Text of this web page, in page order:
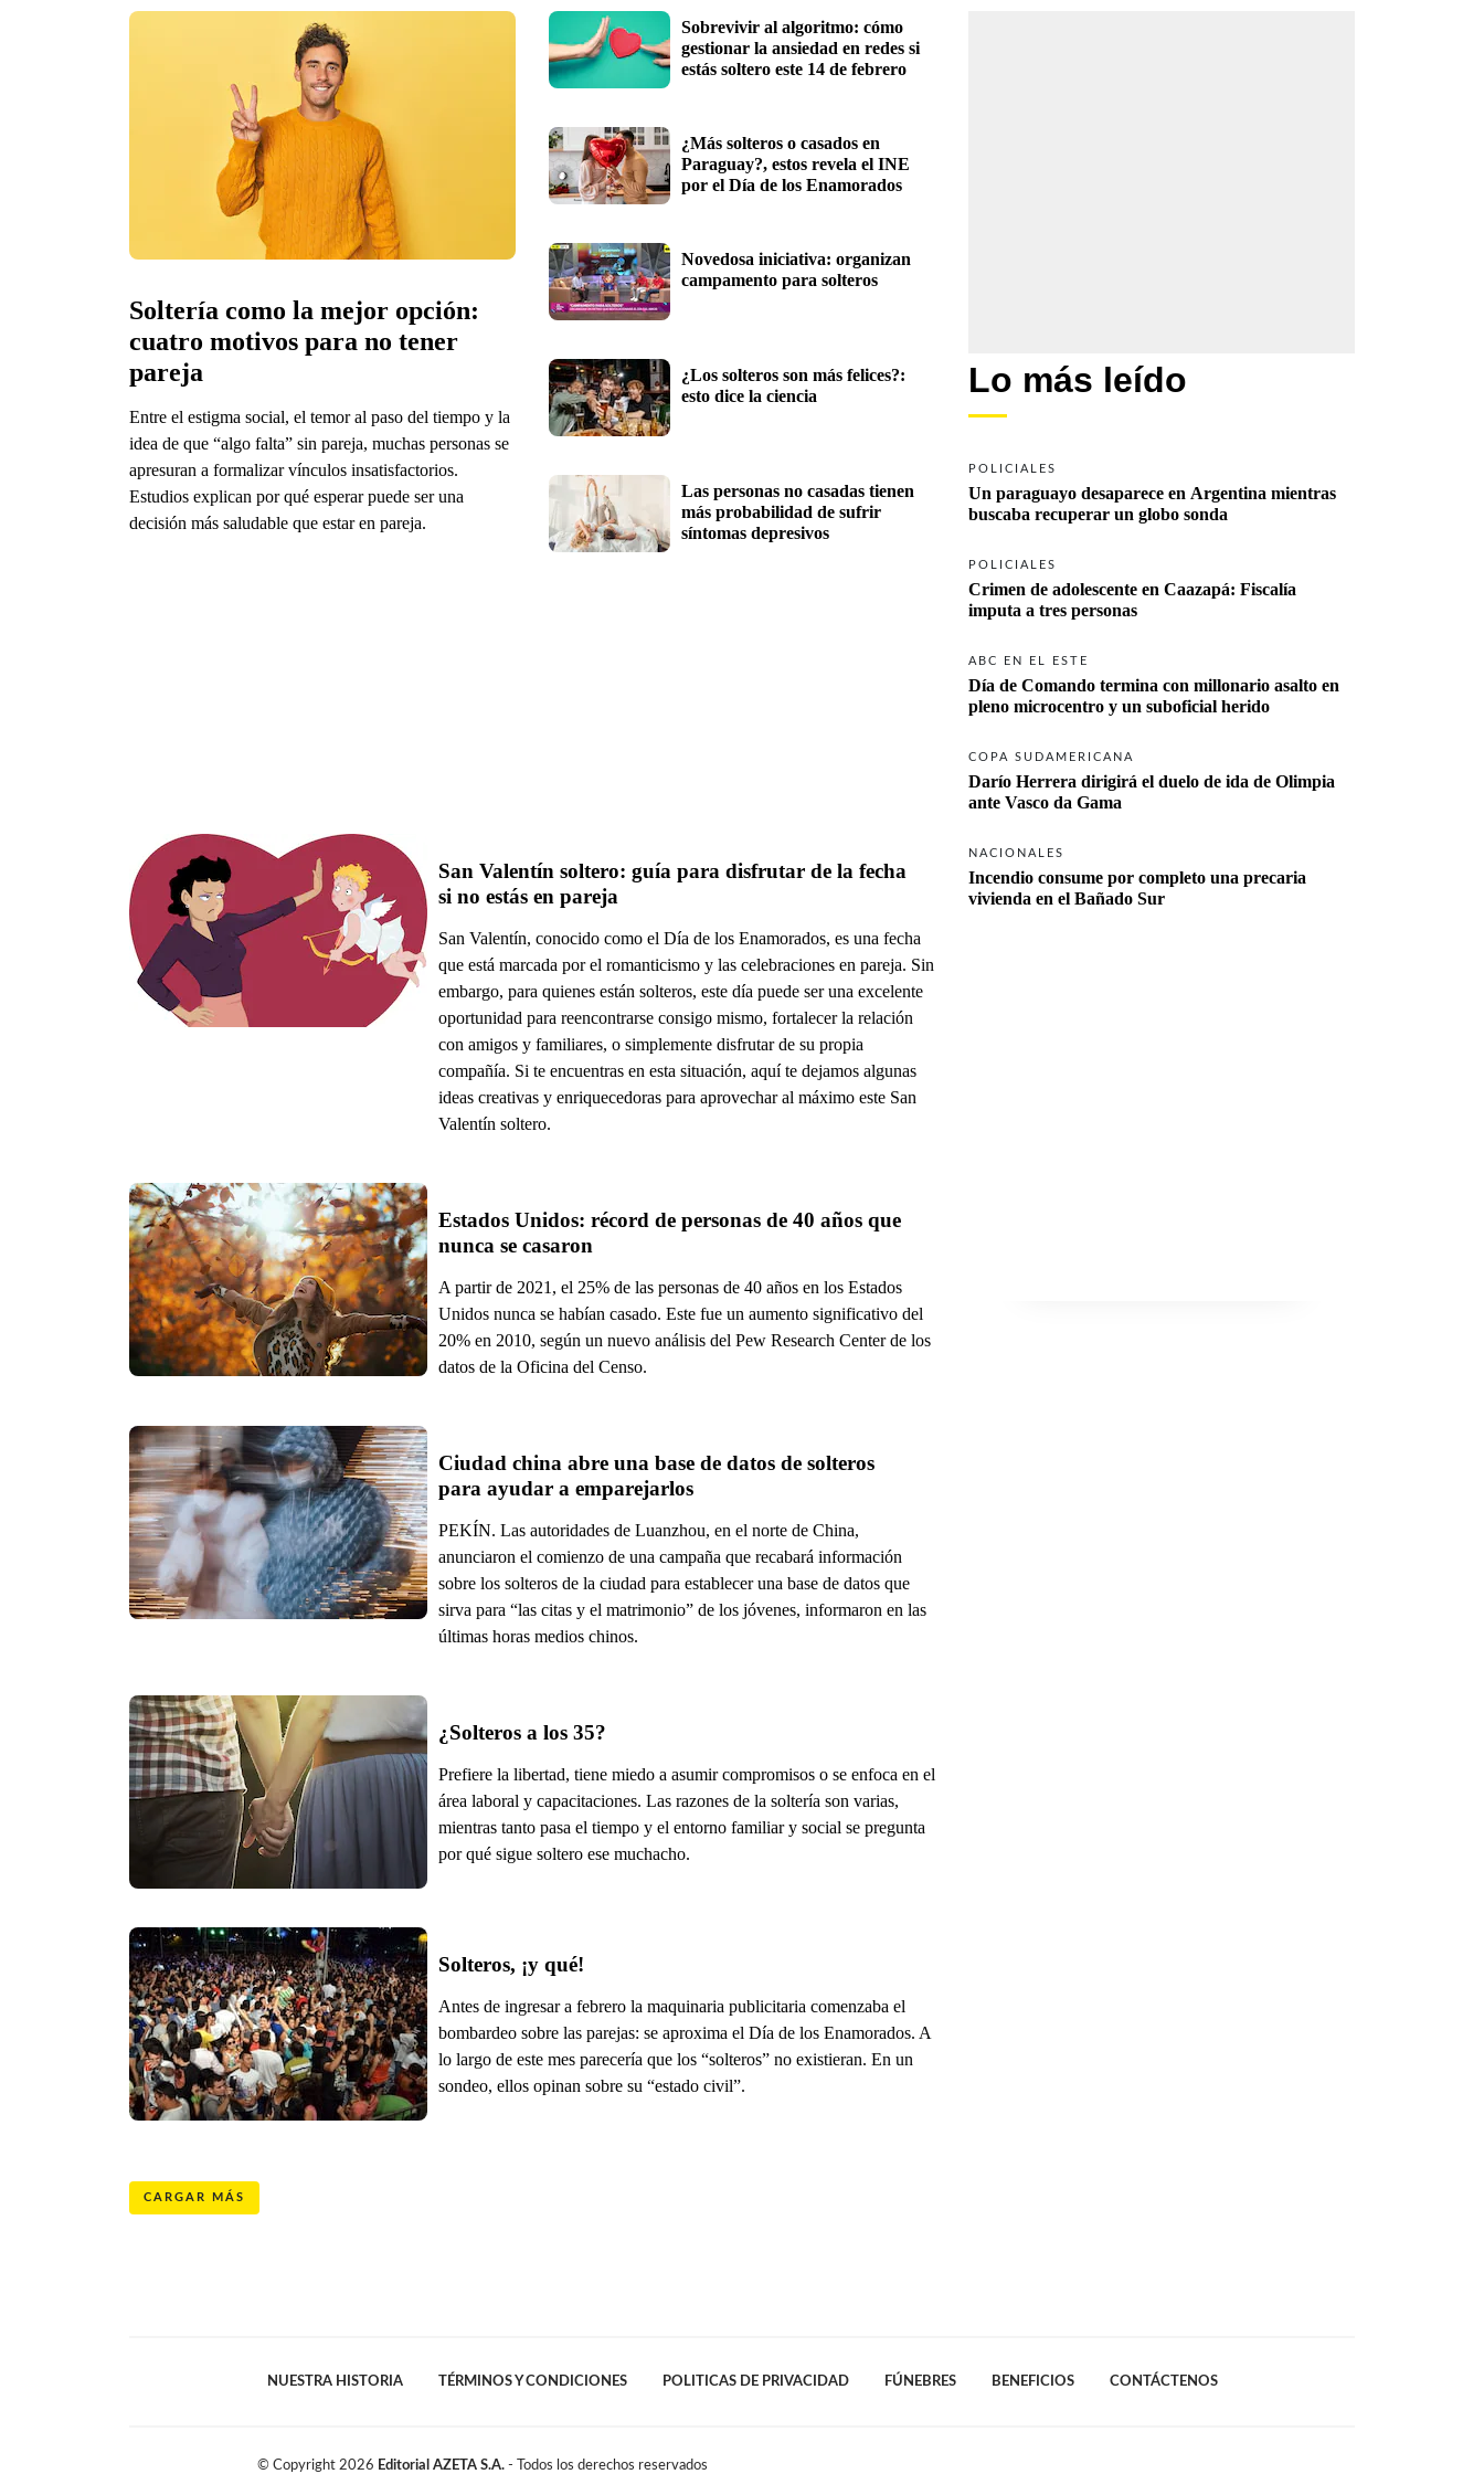
Soltería como la mejor opción:
cuatro motivos para no tener
pareja
Entre el estigma social, el temor al paso del tiempo y la
idea de que “algo falta” sin pareja, muchas personas se
apresuran a formalizar vínculos insatisfactorios.
Estudios explican por qué esperar puede ser una
decisión más saludable que estar en pareja.
Sobrevivir al algoritmo: cómo
gestionar la ansiedad en redes si
estás soltero este 14 de febrero
¿Más solteros o casados en
Paraguay?, estos revela el INE
por el Día de los Enamorados
Novedosa iniciativa: organizan
campamento para solteros
¿Los solteros son más felices?:
esto dice la ciencia
Las personas no casadas tienen
más probabilidad de sufrir
síntomas depresivos
San Valentín soltero: guía para disfrutar de la fecha
si no estás en pareja
San Valentín, conocido como el Día de los Enamorados, es una fecha
que está marcada por el romanticismo y las celebraciones en pareja. Sin
embargo, para quienes están solteros, este día puede ser una excelente
oportunidad para reencontrarse consigo mismo, fortalecer la relación
con amigos y familiares, o simplemente disfrutar de su propia
compañía. Si te encuentras en esta situación, aquí te dejamos algunas
ideas creativas y enriquecedoras para aprovechar al máximo este San
Valentín soltero.
Estados Unidos: récord de personas de 40 años que
nunca se casaron
A partir de 2021, el 25% de las personas de 40 años en los Estados
Unidos nunca se habían casado. Este fue un aumento significativo del
20% en 2010, según un nuevo análisis del Pew Research Center de los
datos de la Oficina del Censo.
Ciudad china abre una base de datos de solteros
para ayudar a emparejarlos
PEKÍN. Las autoridades de Luanzhou, en el norte de China,
anunciaron el comienzo de una campaña que recabará información
sobre los solteros de la ciudad para establecer una base de datos que
sirva para “las citas y el matrimonio” de los jóvenes, informaron en las
últimas horas medios chinos.
¿Solteros a los 35?
Prefiere la libertad, tiene miedo a asumir compromisos o se enfoca en el
área laboral y capacitaciones. Las razones de la soltería son varias,
mientras tanto pasa el tiempo y el entorno familiar y social se pregunta
por qué sigue soltero ese muchacho.
Solteros, ¡y qué!
Antes de ingresar a febrero la maquinaria publicitaria comenzaba el
bombardeo sobre las parejas: se aproxima el Día de los Enamorados. A
lo largo de este mes parecería que los “solteros” no existieran. En un
sondeo, ellos opinan sobre su “estado civil”.
CARGAR MÁS
Lo más leído
POLICIALES
Un paraguayo desaparece en Argentina mientras
POLICIALES
Crimen de adolescente en Caazapá: Fiscalía
ABC EN EL ESTE
Día de Comando termina con millonario asalto en
pleno microcentro y un suboficial herido
COPA SUDAMERICANA
Darío Herrera dirigirá el duelo de ida de Olimpia
NACIONALES
Incendio consume por completo una precaria
vivienda en el Bañado Sur
NUESTRA HISTORIA TÉRMINOS Y CONDICIONES POLITICAS DE PRIVACIDAD FÚNEBRES BENEFICIOS CONTÁCTENOS
© Copyright 2026 Editorial AZETA S.A. - Todos los derechos reservados